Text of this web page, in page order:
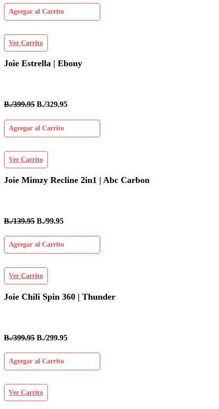
Agregar al Carrito
Ver Carrito
Joie Estrella | Ebony
B./399.95 B./329.95
Agregar al Carrito
Ver Carrito
Joie Mimzy Recline 2in1 | Abc Carbon
B./139.95 B./99.95
Agregar al Carrito
Ver Carrito
Joie Chili Spin 360 | Thunder
B./399.95 B./299.95
Agregar al Carrito
Ver Carrito